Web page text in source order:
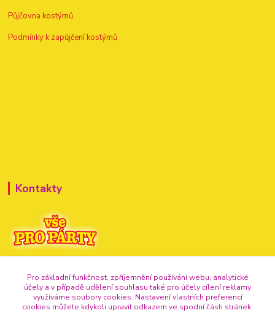
Půjčovna kostýmů
Podmínky k zapůjčení kostýmů
Kontakty
info@vse-pro-party.cz
Pro základní funkčnost, zpříjemnění používání webu, analytické
účely a v případě udělení souhlasu také pro účely cílení reklamy
využíváme soubory cookies. Nastavení vlastních preferencí
cookies můžete kdykoli upravit odkazem ve spodní části stránek.